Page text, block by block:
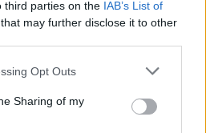
third parties on the IAB’s List of
that may further disclose it to other
Opt Outs
Sharing of my
karštas: temperatūra kils iki